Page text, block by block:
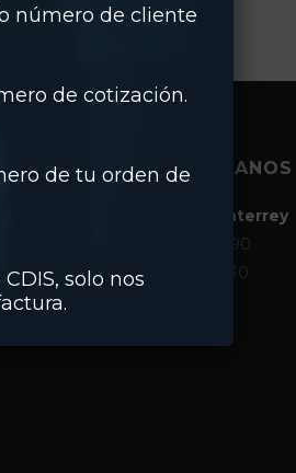
CONTÁCTANOS
Matriz | Monterrey
(81) 8124-0890
(81) 8124-0930
número de cliente
de cotización.
de tu orden de
solo nos